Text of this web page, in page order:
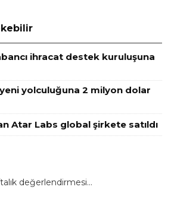
ihracat destek kuruluşuna
yolculuğuna 2 milyon dolar
Atar Labs global şirkete satıldı
değerlendirmesi…